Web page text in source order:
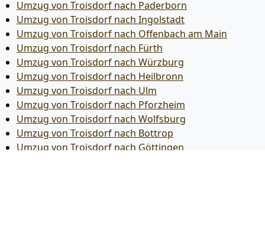
Umzug von Troisdorf nach Paderborn
Umzug von Troisdorf nach Ingolstadt
Umzug von Troisdorf nach Offenbach am Main
Umzug von Troisdorf nach Fürth
Umzug von Troisdorf nach Würzburg
Umzug von Troisdorf nach Heilbronn
Umzug von Troisdorf nach Ulm
Umzug von Troisdorf nach Pforzheim
Umzug von Troisdorf nach Wolfsburg
Umzug von Troisdorf nach Bottrop
Umzug von Troisdorf nach Göttingen